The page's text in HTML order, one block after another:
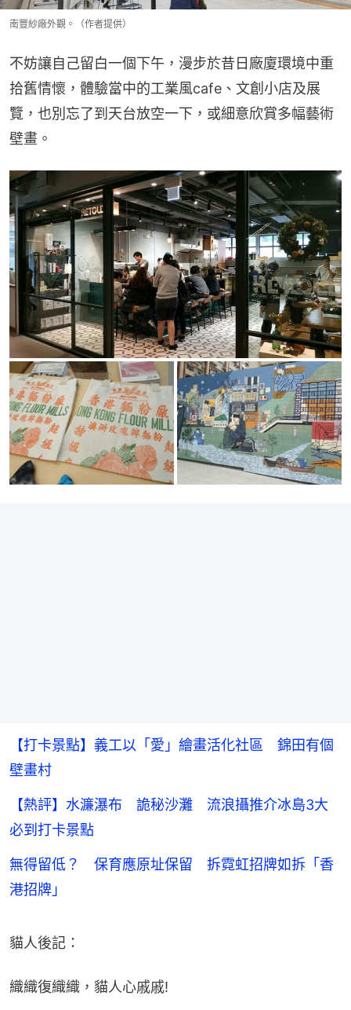
南豐紗廠外觀。（作者提供）
不妨讓自己留白一個下午，漫步於昔日廠廈環境中重
拾舊情懷，體驗當中的工業風cafe、文創小店及展
覽，也別忘了到天台放空一下，或細意欣賞多幅藝術
壁畫。
【打卡景點】義工以「愛」繪畫活化社區 錦田有個
壁畫村
【熱評】水濂瀑布 詭秘沙灘 流浪攝推介冰島3大
必到打卡景點
無得留低？ 保育應原址保留 拆霓虹招牌如拆「香
港招牌」
貓人後記：
織織復織織，貓人心戚戚!